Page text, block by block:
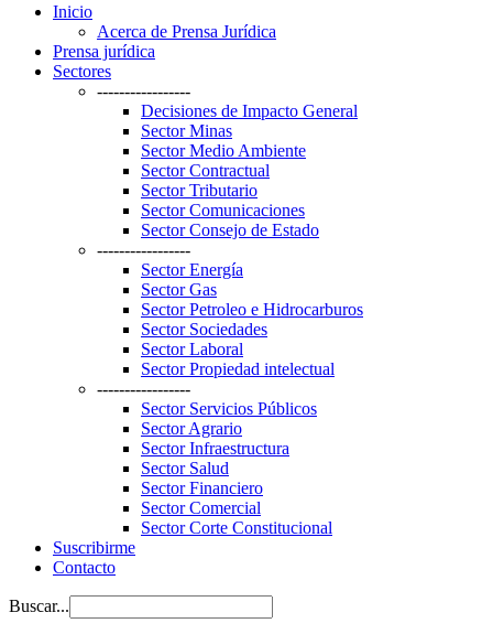
Inicio
Acerca de Prensa Jurídica
Prensa jurídica
Sectores
-----------------
Decisiones de Impacto General
Sector Minas
Sector Medio Ambiente
Sector Contractual
Sector Tributario
Sector Comunicaciones
Sector Consejo de Estado
-----------------
Sector Energía
Sector Gas
Sector Petroleo e Hidrocarburos
Sector Sociedades
Sector Laboral
Sector Propiedad intelectual
-----------------
Sector Servicios Públicos
Sector Agrario
Sector Infraestructura
Sector Salud
Sector Financiero
Sector Comercial
Sector Corte Constitucional
Suscribirme
Contacto
Buscar...